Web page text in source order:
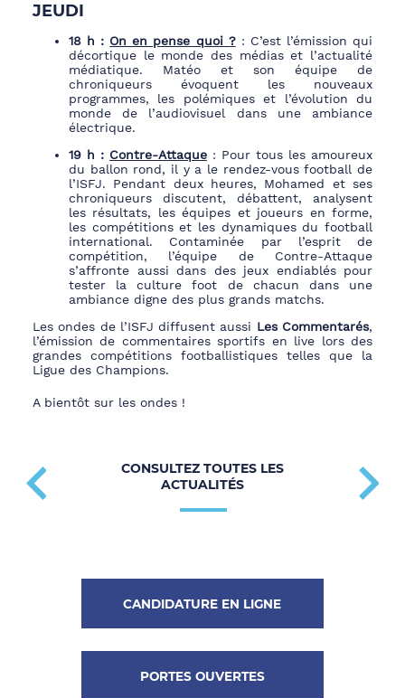
JEUDI
18 h : On en pense quoi ?: C’est l’émission qui
décortique le monde des médias et l’actualité
médiatique. Matéo et son équipe de
chroniqueurs évoquent les nouveaux
programmes, les polémiques et l’évolution du
monde de l’audiovisuel dans une ambiance
électrique.
19 h : Contre-Attaque : Pour tous les amoureux
du ballon rond, il y a le rendez-vous football de
l’ISFJ. Pendant deux heures, Mohamed et ses
chroniqueurs discutent, débattent, analysent
les résultats, les équipes et joueurs en forme,
les compétitions et les dynamiques du football
international. Contaminée par l’esprit de
compétition, l’équipe de Contre-Attaque
s’affronte aussi dans des jeux endiablés pour
tester la culture foot de chacun dans une
ambiance digne des plus grands matchs.
Les ondes de l’ISFJ diffusent aussi Les Commentarés,
l’émission de commentaires sportifs en live lors des
grandes compétitions footballistiques telles que la
Ligue des Champions.
A bientôt sur les ondes !
CONSULTEZ TOUTES LES
ACTUALITÉS
CANDIDATURE EN LIGNE
PORTES OUVERTES